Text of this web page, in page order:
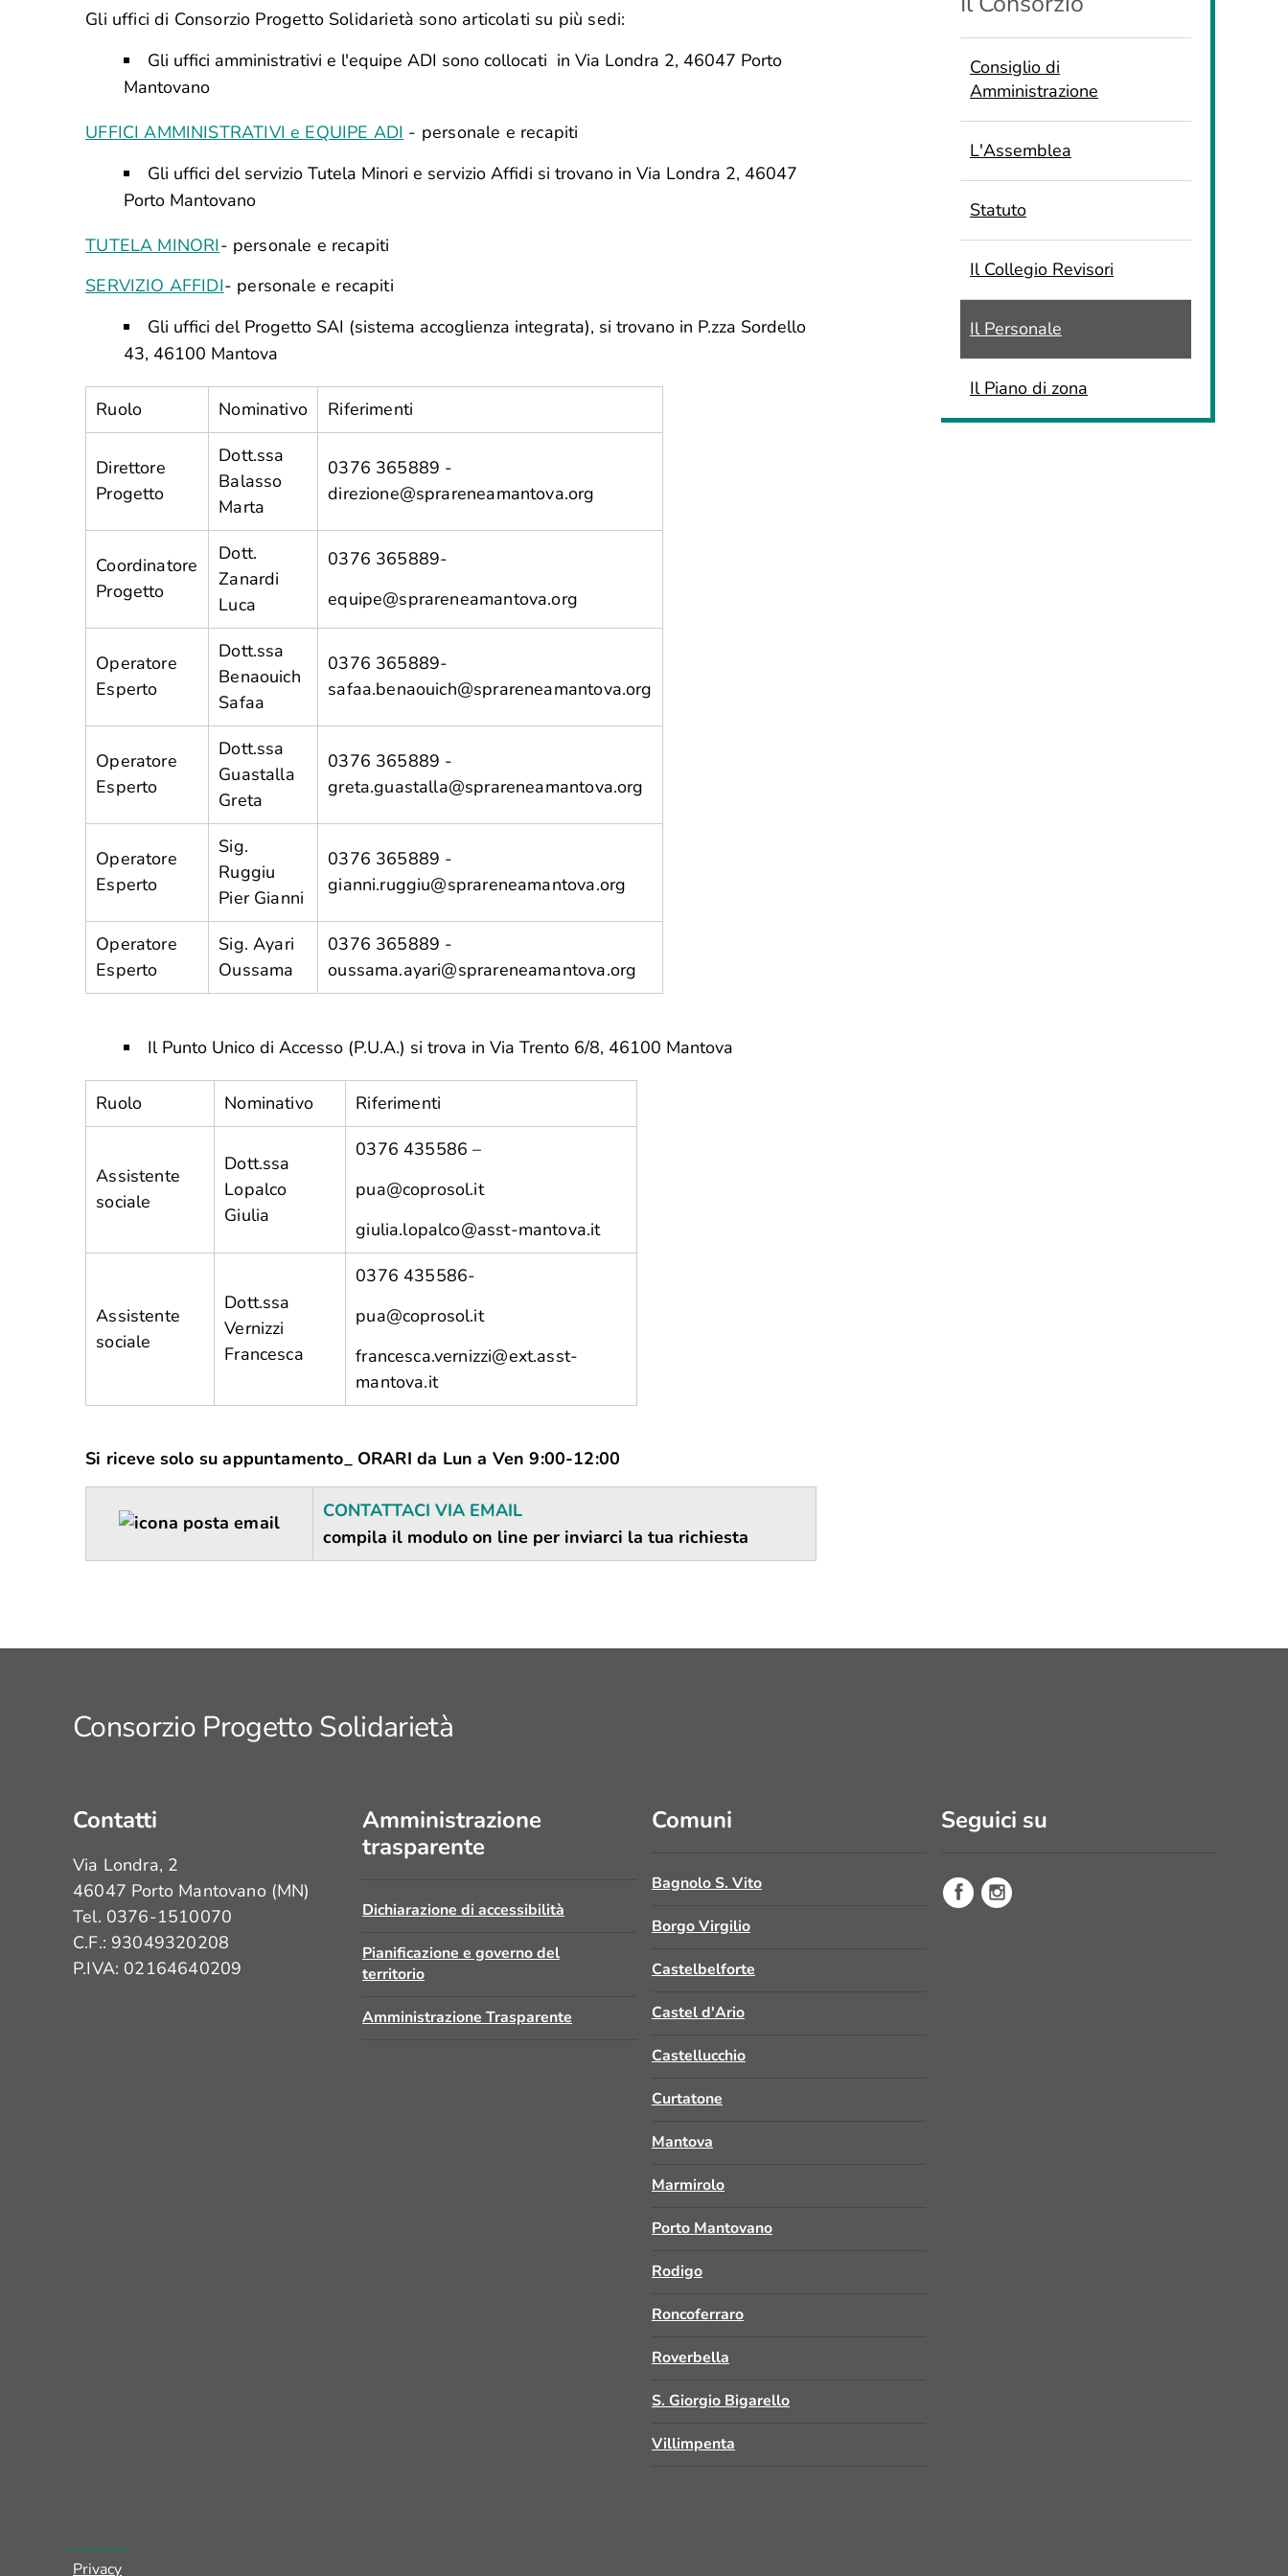
Gli uffici di Consorzio Progetto Solidarietà sono articolati su più sedi:
Gli uffici amministrativi e l'equipe ADI sono collocati in Via Londra 2, 46047 Porto
Mantovano
UFFICI AMMINISTRATIVI e EQUIPE ADI - personale e recapiti
Gli uffici del servizio Tutela Minori e servizio Affidi si trovano in Via Londra 2, 46047
Porto Mantovano
TUTELA MINORI- personale e recapiti
SERVIZIO AFFIDI- personale e recapiti
Gli uffici del Progetto SAI (sistema accoglienza integrata), si trovano in P.zza Sordello
43, 46100 Mantova
Ruolo Nominativo Riferimenti
Direttore
Progetto
Dott.ssa
Balasso
Marta
0376 365889 -
direzione@sprareneamantova.org
Coordinatore
Progetto
Dott.
Zanardi
Luca
0376 365889-
equipe@sprareneamantova.org
Operatore
Esperto
Dott.ssa
Benaouich
Safaa
0376 365889-
safaa.benaouich@sprareneamantova.org
Operatore
Esperto
Dott.ssa
Guastalla
Greta
0376 365889 -
greta.guastalla@sprareneamantova.org
Operatore
Esperto
Sig.
Ruggiu
Pier Gianni
0376 365889 -
gianni.ruggiu@sprareneamantova.org
Operatore
Esperto
Sig. Ayari
Oussama
0376 365889 -
oussama.ayari@sprareneamantova.org
Il Punto Unico di Accesso (P.U.A.) si trova in Via Trento 6/8, 46100 Mantova
Ruolo Nominativo Riferimenti
Assistente
sociale
Dott.ssa
Lopalco
Giulia
0376 435586 –
pua@coprosol.it
giulia.lopalco@asst-mantova.it
Assistente
sociale
Dott.ssa
Vernizzi
Francesca
0376 435586-
pua@coprosol.it
francesca.vernizzi@ext.asst-
mantova.it
Si riceve solo su appuntamento_ ORARI da Lun a Ven 9:00-12:00
CONTATTACI VIA EMAIL
compila il modulo on line per inviarci la tua richiesta
Consiglio di
Amministrazione
L'Assemblea
Statuto
Il Collegio Revisori
Il Personale
Il Piano di zona
Consorzio Progetto Solidarietà
Contatti
Via Londra, 2
46047 Porto Mantovano (MN)
Tel. 0376-1510070
C.F.: 93049320208
P.IVA: 02164640209
Amministrazione
trasparente
Dichiarazione di accessibilità
Pianificazione e governo del
territorio
Amministrazione Trasparente
Comuni
Bagnolo S. Vito
Borgo Virgilio
Castelbelforte
Castel d'Ario
Castellucchio
Curtatone
Mantova
Marmirolo
Porto Mantovano
Rodigo
Roncoferraro
Roverbella
S. Giorgio Bigarello
Villimpenta
Seguici su
Piè
Privacy